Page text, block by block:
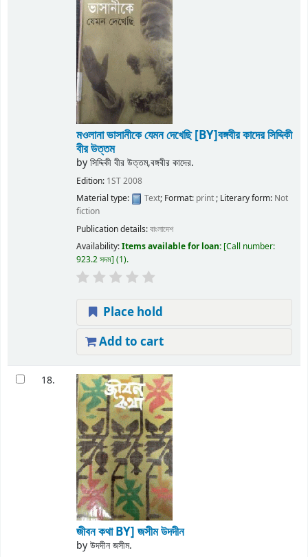
মওলানা ভাসানীকে যেমন দেখেছি[BY]বঙ্গবীর কাদের সিদ্দিকী
বীর উত্তম
byসিদ্দিকী বীর উত্তম,বঙ্গবীর কাদের.
Edition: 1ST 2008
Material type:
Text; Format: print; Literary form: Not
fiction
Publication details:বাংলাদেশ
Availability:Items available for loan: Call number:
923.2 সদম (1).
Place hold
Add to cart
18.
জীবন কথাBY] জসীম উদদীন
byউদদীন জসীম.